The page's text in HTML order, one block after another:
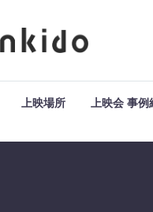
上映場所 上映会 事例